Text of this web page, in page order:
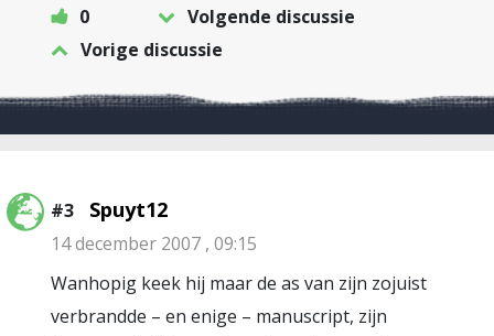
0
Volgende discussie
Vorige discussie
#3 Spuyt12
14 december 2007 , 09:15
Wanhopig keek hij maar de as van zijn zojuist
verbrandde – en enige – manuscript, zijn